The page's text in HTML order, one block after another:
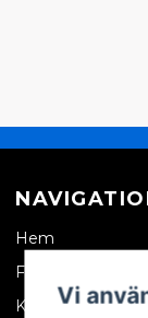
Hem
Företagskund
Kontakta oss
Vi